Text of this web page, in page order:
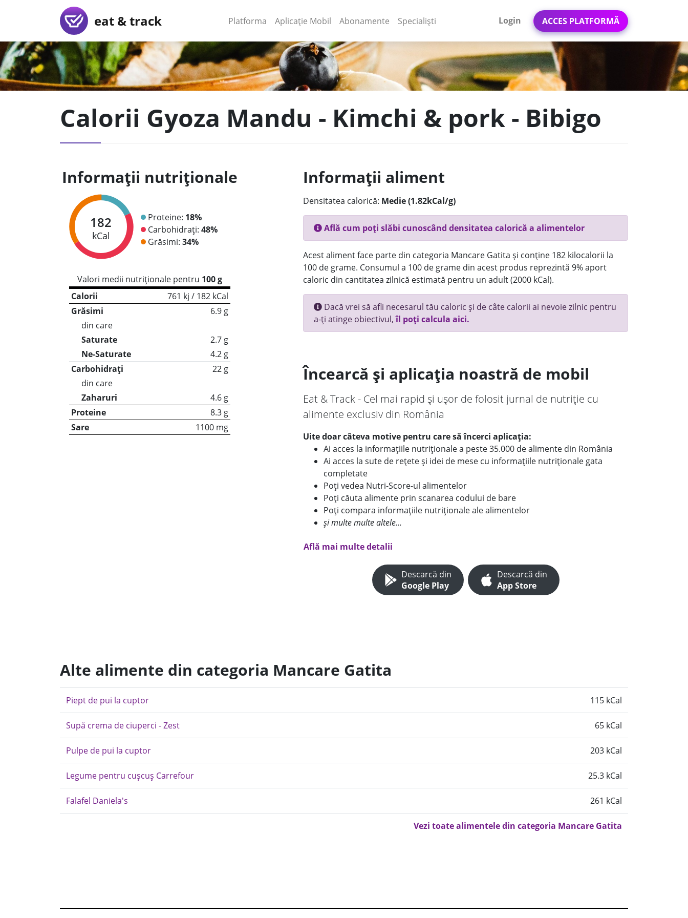
eat & track Platforma (current)
Aplicație Mobil (current)
Abonamente Specialiști Login ACCES PLATFORMĂ
Calorii Gyoza Mandu - Kimchi & pork - Bibigo
Informații nutriționale
182
kCal
Proteine: 18%
Carbohidrați: 48%
Grăsimi: 34%
Valori medii nutriționale pentru 100 g
Calorii
761 kj / 182 kCal
Grăsimi
6.9 g
din care
Saturate
2.7 g
Ne-Saturate
4.2 g
Carbohidrați
22 g
din care
Zaharuri
4.6 g
Proteine
8.3 g
Sare
1100 mg
Informații aliment
Densitatea calorică: Medie (1.82kCal/g)
Află cum poți slăbi cunoscând densitatea calorică a alimentelor
Acest aliment face parte din categoria Mancare Gatita și conține 182 kilocalorii la
100 de grame. Consumul a 100 de grame din acest produs reprezintă 9% aport
caloric din cantitatea zilnică estimată pentru un adult (2000 kCal).
Dacă vrei să afli necesarul tău caloric și de câte calorii ai nevoie zilnic pentru
a-ți atinge obiectivul,îl poți calcula aici.
Încearcă și aplicația noastră de mobil
Eat & Track - Cel mai rapid și ușor de folosit jurnal de nutriție cu
alimente exclusiv din România
Uite doar câteva motive pentru care să încerci aplicația:
Ai acces la informațiile nutriționale a peste 35.000 de alimente din România
Ai acces la sute de rețete și idei de mese cu informațiile nutriționale gata
completate
Poți vedea Nutri-Score-ul alimentelor
Poți căuta alimente prin scanarea codului de bare
Poți compara informațiile nutriționale ale alimentelor
și multe multe altele...
Află mai multe detalii
Descarcă din
Google Play
Descarcă din
App Store
Alte alimente din categoria Mancare Gatita
Piept de pui la cuptor 115 kCal
Supă crema de ciuperci - Zest 65 kCal
Pulpe de pui la cuptor 203 kCal
Legume pentru cușcuș Carrefour 25.3 kCal
Falafel Daniela's 261 kCal
Vezi toate alimentele din categoria Mancare Gatita